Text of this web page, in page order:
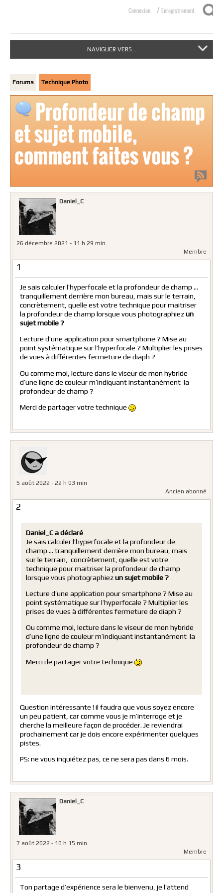
Connexion / Enregistrement
NAVIGUER VERS...
Forums Technique Photo
Profondeur de champ
et sujet mobile,
comment faites vous ?
Daniel_C
26 décembre 2021 - 11 h 29 min
Membre
1
Je sais calculer l’hyperfocale et la profondeur de champ …
tranquillement derrière mon bureau, mais sur le terrain,
concrètement, quelle est votre technique pour maitriser
la profondeur de champ lorsque vous photographiezun
sujet mobile ?
Lecture d’une application pour smartphone ? Mise au
point systématique sur l’hyperfocale ? Multiplier les prises
de vues à différentes fermeture de diaph ?
Ou comme moi, lecture dans le viseur de mon hybride
d’une ligne de couleur m’indiquant instantanément la
profondeur de champ ?
Merci de partager votre technique
5 août 2022 - 22 h 03 min
Ancien abonné
2
Daniel_C a déclaré
Je sais calculer l’hyperfocale et la profondeur de
champ … tranquillement derrière mon bureau, mais
sur le terrain, concrètement, quelle est votre
technique pour maitriser la profondeur de champ
lorsque vous photographiezun sujet mobile ?
Lecture d’une application pour smartphone ? Mise au
point systématique sur l’hyperfocale ? Multiplier les
prises de vues à différentes fermeture de diaph ?
Ou comme moi, lecture dans le viseur de mon hybride
d’une ligne de couleur m’indiquant instantanément la
profondeur de champ ?
Merci de partager votre technique
Question intéressante ! il faudra que vous soyez encore
un peu patient, car comme vous je m’interroge et je
cherche la meilleure façon de procéder. Je reviendrai
prochainement car je dois encore expérimenter quelques
pistes.
PS: ne vous inquiétez pas, ce ne sera pas dans 6 mois.
Daniel_C
7 août 2022 - 10 h 15 min
Membre
3
Ton partage d’expérience sera le bienvenu, je l’attend